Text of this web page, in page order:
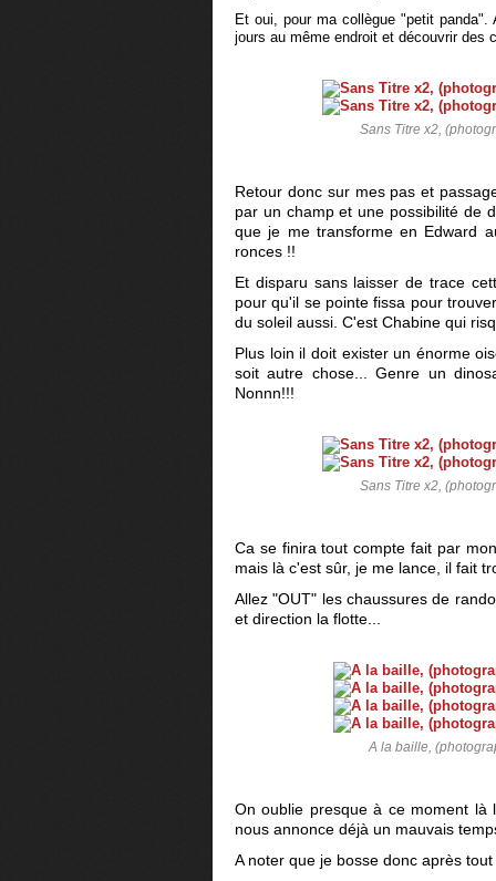
Et oui, pour ma collègue "petit
jours au même endroit et découvrir des
Sans Titre x2,
Retour donc sur mes pas et
par un champ et une possibilité de
que je me transforme en Edward
ronces !!
Et disparu sans laisser de trace
pour qu'il se pointe fissa pour
du soleil aussi. C'est Chabine qui
Plus loin il doit exister un énorme
soit autre chose... Genre un
Nonnn!!!
Sans Titre x2,
Ca se finira tout compte fait par
mais là c'est sûr, je me lance, il fait
Allez "OUT" les chaussures de
et direction la flotte...
A la baille,
On oublie presque à ce moment
nous annonce déjà un mauvais
A noter que je bosse donc après